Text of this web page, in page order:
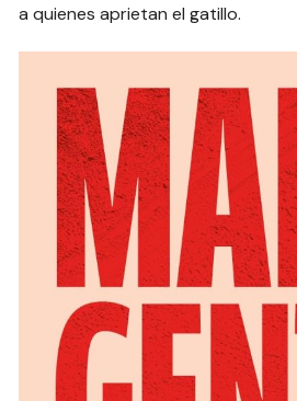
a quienes aprietan el gatillo.